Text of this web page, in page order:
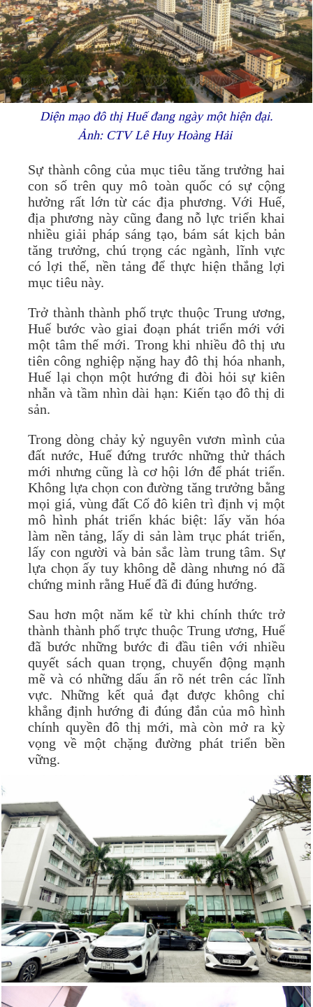
Diện mạo đô thị Huế đang ngày một hiện đại.
Ảnh: CTV Lê Huy Hoàng Hải
Sự thành công của mục tiêu tăng trưởng hai
con số trên quy mô toàn quốc có sự cộng
hưởng rất lớn từ các địa phương. Với Huế,
địa phương này cũng đang nỗ lực triển khai
nhiều giải pháp sáng tạo, bám sát kịch bản
tăng trưởng, chú trọng các ngành, lĩnh vực
có lợi thế, nền tảng để thực hiện thắng lợi
mục tiêu này.
Trở thành thành phố trực thuộc Trung ương,
Huế bước vào giai đoạn phát triển mới với
một tâm thế mới. Trong khi nhiều đô thị ưu
tiên công nghiệp nặng hay đô thị hóa nhanh,
Huế lại chọn một hướng đi đòi hỏi sự kiên
nhẫn và tầm nhìn dài hạn: Kiến tạo đô thị di
sản.
Trong dòng chảy kỷ nguyên vươn mình của
đất nước, Huế đứng trước những thử thách
mới nhưng cũng là cơ hội lớn để phát triển.
Không lựa chọn con đường tăng trưởng bằng
mọi giá, vùng đất Cố đô kiên trì định vị một
mô hình phát triển khác biệt: lấy văn hóa
làm nền tảng, lấy di sản làm trục phát triển,
lấy con người và bản sắc làm trung tâm. Sự
lựa chọn ấy tuy không dễ dàng nhưng nó đã
chứng minh rằng Huế đã đi đúng hướng.
Sau hơn một năm kể từ khi chính thức trở
thành thành phố trực thuộc Trung ương, Huế
đã bước những bước đi đầu tiên với nhiều
quyết sách quan trọng, chuyển động mạnh
mẽ và có những dấu ấn rõ nét trên các lĩnh
vực. Những kết quả đạt được không chỉ
khẳng định hướng đi đúng đắn của mô hình
chính quyền đô thị mới, mà còn mở ra kỳ
vọng về một chặng đường phát triển bền
vững.